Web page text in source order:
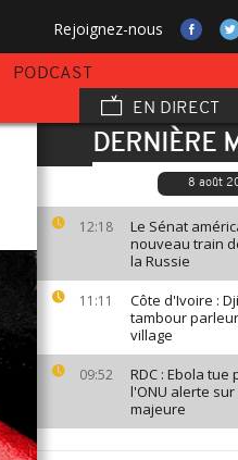
Rejoignez-nous
PODCAST
EN DIRECT
DERNIÈRE
8 août
12:18
Le Sénat
nouveau train
la Russie
11:11
Côte d'Ivoire :
tambour
village
09:52
RDC : Ebola
l'ONU alerte
majeure